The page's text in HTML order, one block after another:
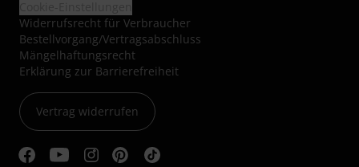
Widerrufsrecht für Verbraucher
Bestellvorgang/Vertragsabschluss
Mängelhaftungsrecht
Erklärung zur Barrierefreiheit
Vertrag widerrufen